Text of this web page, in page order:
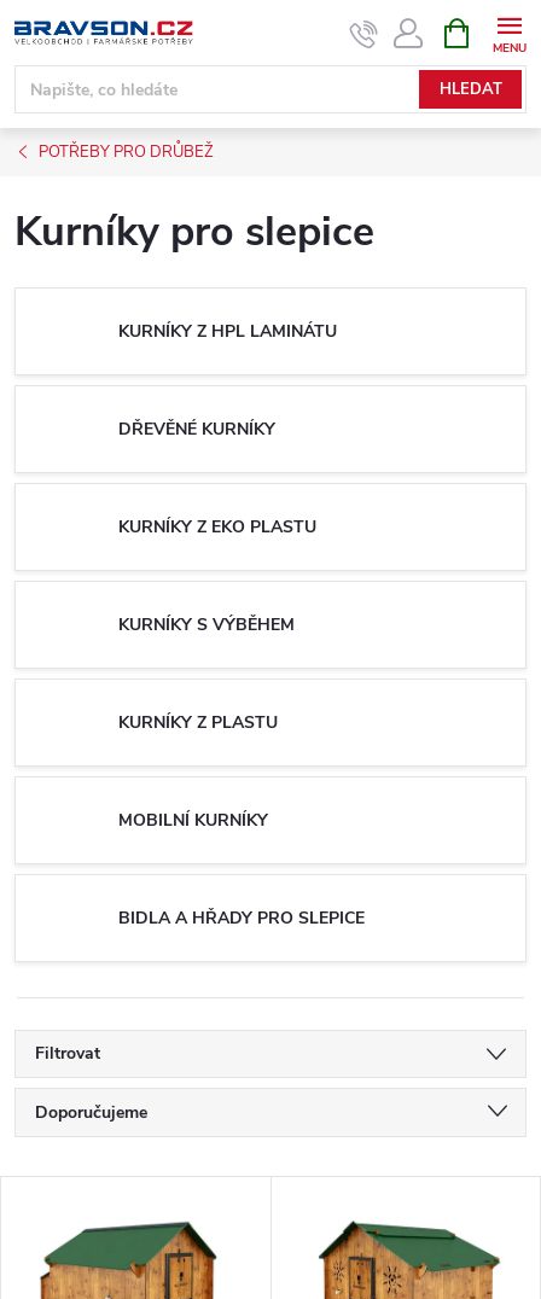
na
obsah
HLEDAT
NÁKUPNÍ
KOŠÍK
POTŘEBY PRO DRŮBEŽ
Kurníky pro slepice
KURNÍKY Z HPL LAMINÁTU
DŘEVĚNÉ KURNÍKY
KURNÍKY Z EKO PLASTU
KURNÍKY S VÝBĚHEM
KURNÍKY Z PLASTU
MOBILNÍ KURNÍKY
BIDLA A HŘADY PRO SLEPICE
Filtrovat
Ř
a
Doporučujeme
Nejprodávanější